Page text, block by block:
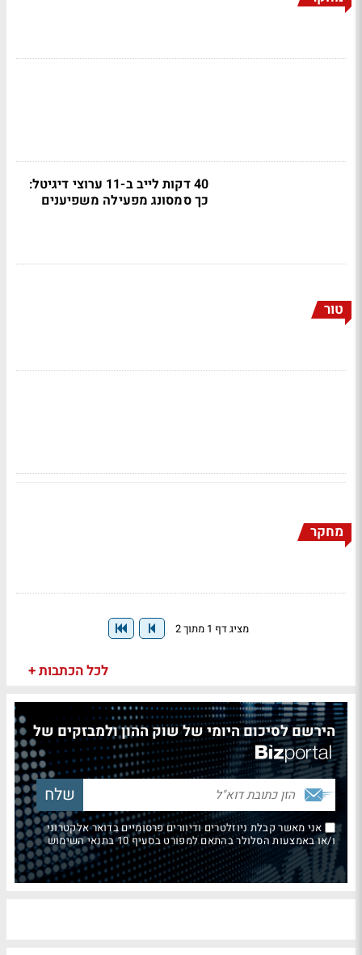
40 דקות לייב ב-11 ערוצי דיגיטל:
כך סמסונג מפעילה משפיענים
טור
מחקר
מציג דף 1 מתוך 2
לכל הכתבות +
הירשם לסיכום היומי של שוק ההון ולמבזקים של
אני מאשר קבלת ניוזלטרים ודיוורים פרסומיים בדואר אלקטרוני
ו/או באמצעות הסלולר בהתאם למפורט בסעיף 10 בתנאי השימוש